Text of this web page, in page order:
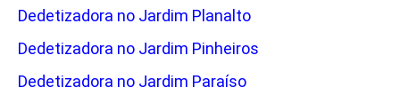
Dedetizadora no Jardim Planalto
Dedetizadora no Jardim Pinheiros
Dedetizadora no Jardim Paraíso